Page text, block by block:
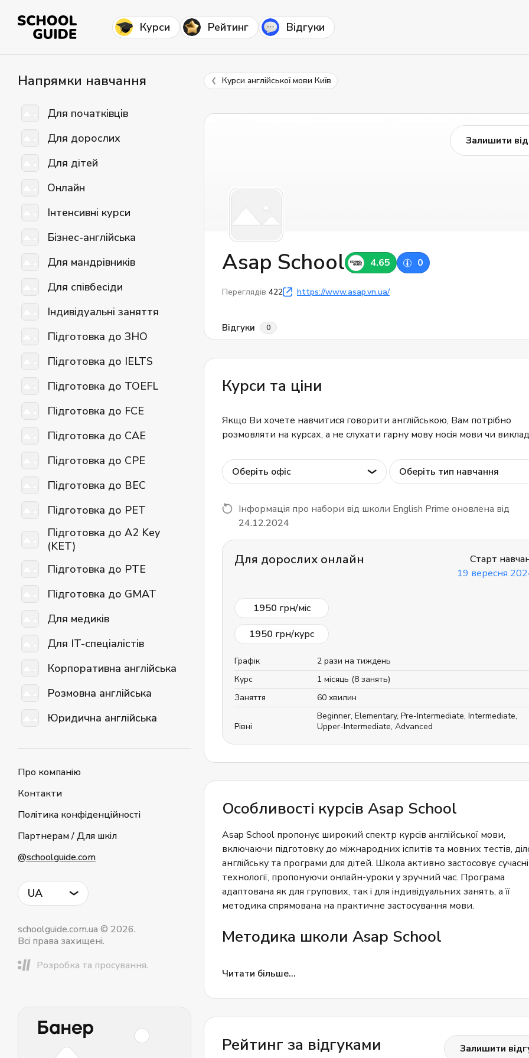
Курси Рейтинг Відгуки
Напрямки навчання
Для початківців
Для дорослих
Для дітей
Онлайн
Інтенсивні курси
Бізнес-англійська
Для мандрівників
Для співбесіди
Індивідуальні заняття
Підготовка до ЗНО
Підготовка до IELTS
Підготовка до TOEFL
Підготовка до FCE
Підготовка до CAE
Підготовка до CPE
Підготовка до BEC
Підготовка до PET
Підготовка до A2 Key
(KET)
Підготовка до PTE
Підготовка до GMAT
Для медиків
Для IT-спеціалістів
Корпоративна англійська
Розмовна англійська
Юридична англійська
Про компанію
Контакти
Політика конфіденційності
Партнерам / Для шкіл
@schoolguide.com
UA
schoolguide.com.ua © 2026.
Всі права захищені.
Розробка та просування.
Курси англійської мови Київ
Залишити
Asap School 4.65 0
Переглядів 422 https://www.asap.vn.ua/
Відгуки 0
Курси та ціни
Якщо Ви хочете навчитися говорити англійською, Вам потрібно
розмовляти на курсах, а не слухати гарну мову носія мови чи
Оберіть офіс Оберіть тип навчання
Інформація про набори від школи English Prime оновлена від
24.12.2024
Для дорослих онлайн
Старт
19 вересня
1950 грн/міс
1950 грн/курс
Графік
2 рази на тиждень
Курс
1 місяць (8 занять)
Заняття
60 хвилин
Рівні
Beginner, Elementary, Pre-Intermediate, Intermediate,
Upper-Intermediate, Advanced
Особливості курсів Asap School
Asap School пропонує широкий спектр курсів англійської мови,
включаючи підготовку до міжнародних іспитів та мовних тестів,
англійську та програми для дітей. Школа активно застосовує сучасні
технології, пропонуючи онлайн-уроки у зручний час. Програма
адаптована як для групових, так і для індивідуальних занять, а її
методика спрямована на практичне застосування мови.
Методика школи Asap School
розвитку розмовних навичок. Уроки будуються таким чином, щоб
студентів до спілкування англійською мовою. Велика увага
Читати більше...
Рейтинг за відгуками
Залишити